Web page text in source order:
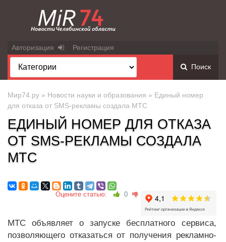
Авторизация Регистрация
Поиск
Мир74.ру » Новости науки и образования » Единый номер
для отказа от SMS-рекламы создала МТС
ЕДИНЫЙ НОМЕР ДЛЯ ОТКАЗА
ОТ SMS-РЕКЛАМЫ СОЗДАЛА
МТС
Оцените статью: 0
МТС объявляет о запуске бесплатного сервиса,
позволяющего отказаться от получения рекламно-